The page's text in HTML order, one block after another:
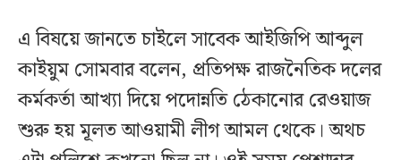
এ বিষয়ে জানতে চাইলে সাবেক আইজিপি আব্দুল
কাইয়ুম সোমবার বলেন, প্রতিপক্ষ রাজনৈতিক দলের
কর্মকর্তা আখ্যা দিয়ে পদোন্নতি ঠেকানোর রেওয়াজ
শুরু হয় মূলত আওয়ামী লীগ আমল থেকে। অথচ